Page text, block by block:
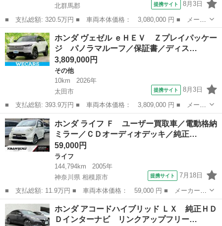
北群馬郡
提携サイト 8月3日
■ 支払総額: 320.5万円 ■ 車両本体価格： 3,080,000 円 ■ メーカ
ー名： ホンダ ■ 車種名： ＺＲ－Ｖ ■ グレード名： ｅ：ＨＥ
ＶＺ ワンオーナー 純正９インチコネクトディスプレイ マルチビ
ューカメ...
群馬 北群馬郡 ホンダ
ホンダ ヴェゼル ｅＨＥＶ Ｚプレイパッケー
ジ パノラマルーフ／保証書／ディス…
3,809,000円
その他
10km
2026年
太田市
提携サイト 8月3日
■ 支払総額: 393.9万円 ■ 車両本体価格： 3,809,000 円 ■ メーカ
ー名： ホンダ ■ 車種名： ヴェゼル ■ グレード名： ｅＨＥ
Ｖ Ｚプレイパッケージ パノラマルーフ／保証書／ディスプレイオ
ーディオ＋...
群馬 太田市 その他
ホンダ ライフ Ｆ ユーザー買取車／電動格納
ミラー／ＣＤオーディオデッキ／純正…
59,000円
ライフ
144,794km
2005年
神奈川県 相模原市
提携サイト 7月18日
■ 支払総額: 11.9万円 ■ 車両本体価格： 59,000 円 ■ メーカー
名： ホンダ ■ 車種名： ライフ ■ グレード名： Ｆ ユーザー
買取車／電動格納ミラー／ＣＤオーディオデッキ／純正１４インチア
ルミホイール／...
神奈川 相模原市 ライフ
ホンダ アコードハイブリッド ＬＸ 純正ＨＤ
Ｄインターナビ リンクアップフリー…